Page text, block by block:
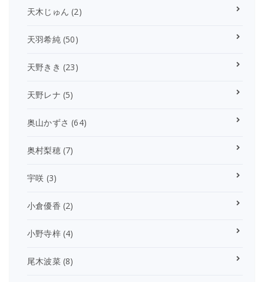
天木じゅん (2)
天羽希純(50)
天野きき (23)
天野レナ (5)
奥山かずさ (64)
奥村梨穂(7)
宇咲 (3)
小倉優香 (2)
小野寺梓(4)
尾木波菜(8)